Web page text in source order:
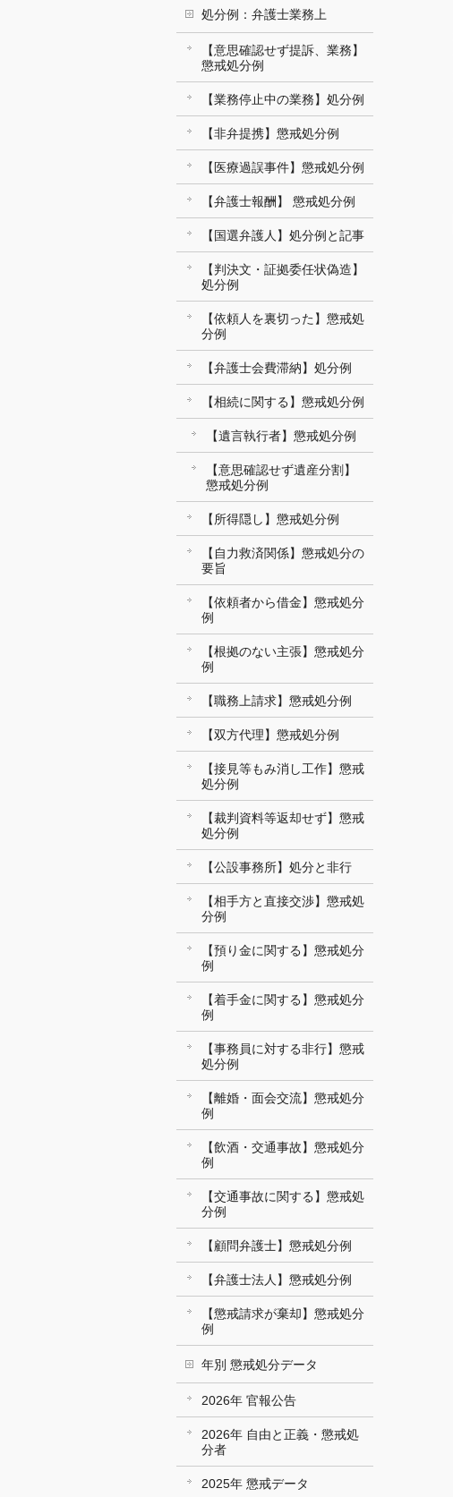
処分例：弁護士業務上
【意思確認せず提訴、業務】
懲戒処分例
【業務停止中の業務】処分例
【非弁提携】懲戒処分例
【医療過誤事件】懲戒処分例
【弁護士報酬】 懲戒処分例
【国選弁護人】処分例と記事
【判決文・証拠委任状偽造】
処分例
【依頼人を裏切った】懲戒処
分例
【弁護士会費滞納】処分例
【相続に関する】懲戒処分例
【遺言執行者】懲戒処分例
【意思確認せず遺産分割】
懲戒処分例
【所得隠し】懲戒処分例
【自力救済関係】懲戒処分の
要旨
【依頼者から借金】懲戒処分
例
【根拠のない主張】懲戒処分
例
【職務上請求】懲戒処分例
【双方代理】懲戒処分例
【接見等もみ消し工作】懲戒
処分例
【裁判資料等返却せず】懲戒
処分例
【公設事務所】処分と非行
【相手方と直接交渉】懲戒処
分例
【預り金に関する】懲戒処分
例
【着手金に関する】懲戒処分
例
【事務員に対する非行】懲戒
処分例
【離婚・面会交流】懲戒処分
例
【飲酒・交通事故】懲戒処分
例
【交通事故に関する】懲戒処
分例
【顧問弁護士】懲戒処分例
【弁護士法人】懲戒処分例
【懲戒請求が棄却】懲戒処分
例
年別 懲戒処分データ
2026年 官報公告
2026年 自由と正義・懲戒処
分者
2025年 懲戒データ